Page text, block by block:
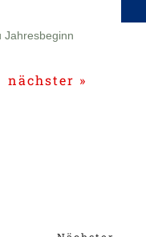
Jahresbeginn
nächster »